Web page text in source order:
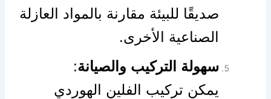
صديقًا للبيئة مقارنة بالمواد العازلة
الصناعية الأخرى.
سهولة التركيب والصيانة:
يمكن تركيب الفلين الهوردي